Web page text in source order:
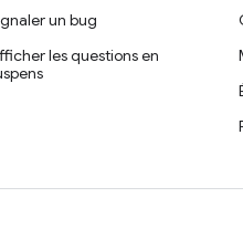
un bug
les questions en